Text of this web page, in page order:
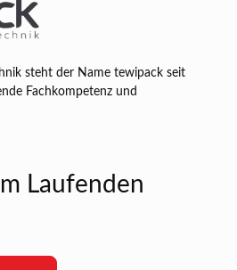
steht der Name tewipack seit
Fachkompetenz und
Laufenden